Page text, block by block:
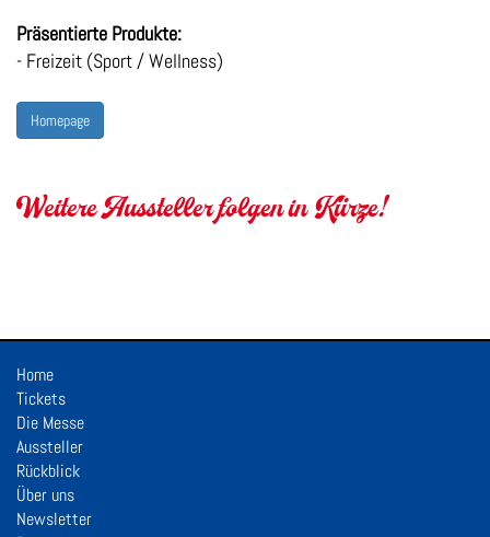
Präsentierte Produkte:
- Freizeit (Sport / Wellness)
Homepage
Weitere Aussteller folgen in Kürze!
Home
Tickets
Die Messe
Aussteller
Rückblick
Über uns
Newsletter